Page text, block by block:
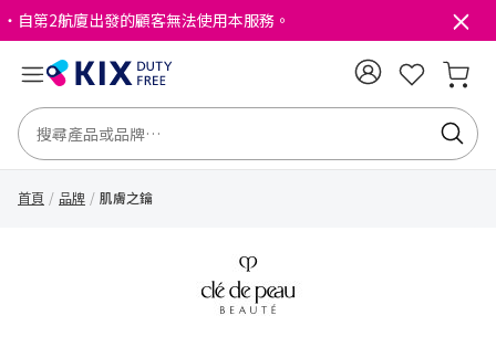
・自第2航廈出發的顧客無法使用本服務。
首頁 品牌 肌膚之鑰